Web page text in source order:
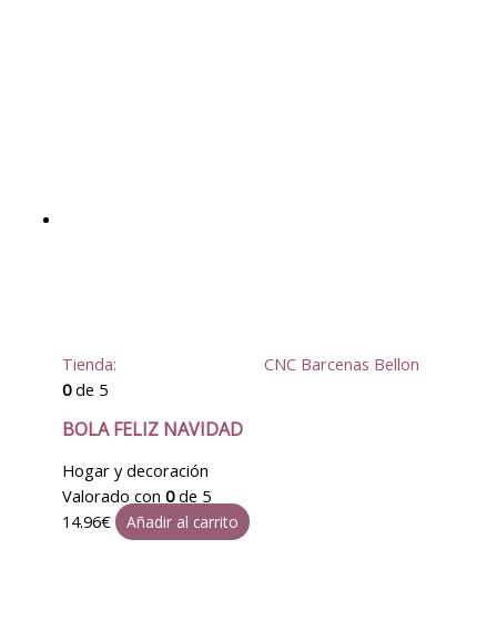
Tienda:
CNC Barcenas Bellon
0de 5
BOLA FELIZ NAVIDAD
Hogar y decoración
Valorado con 0de 5
14.96€ Añadir al carrito